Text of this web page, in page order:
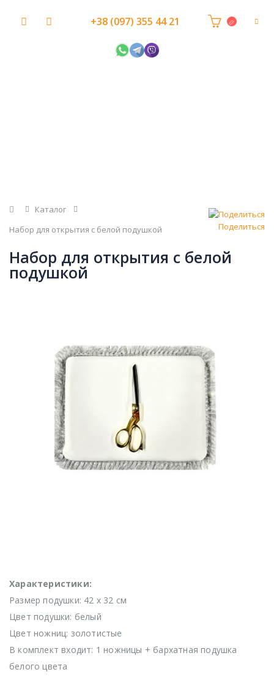
+38 (097) 355 44 21
Главная
Каталог
Набор для открытия с белой подушкой
Поделиться
Набор для открытия с белой
подушкой
Характеристики:
Размер подушки: 42 х 32 см
Цвет подушки: белый
Цвет ножниц: золотистые
В комплект входит: 1 ножницы + бархатная подушка
белого цвета